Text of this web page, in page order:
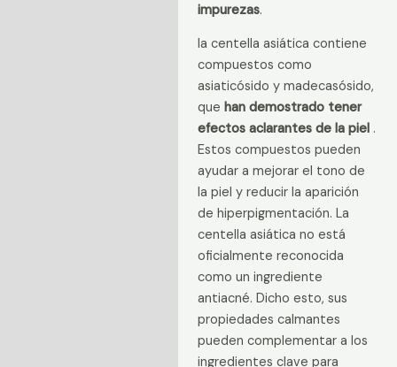
impurezas.
la centella asiática contiene
compuestos como
asiaticósido y madecasósido,
que han demostrado tener
efectos aclarantes de la piel.
Estos compuestos pueden
ayudar a mejorar el tono de
la piel y reducir la aparición
de hiperpigmentación. La
centella asiática no está
oficialmente reconocida
como un ingrediente
antiacné. Dicho esto, sus
propiedades calmantes
pueden complementar a los
ingredientes clave para